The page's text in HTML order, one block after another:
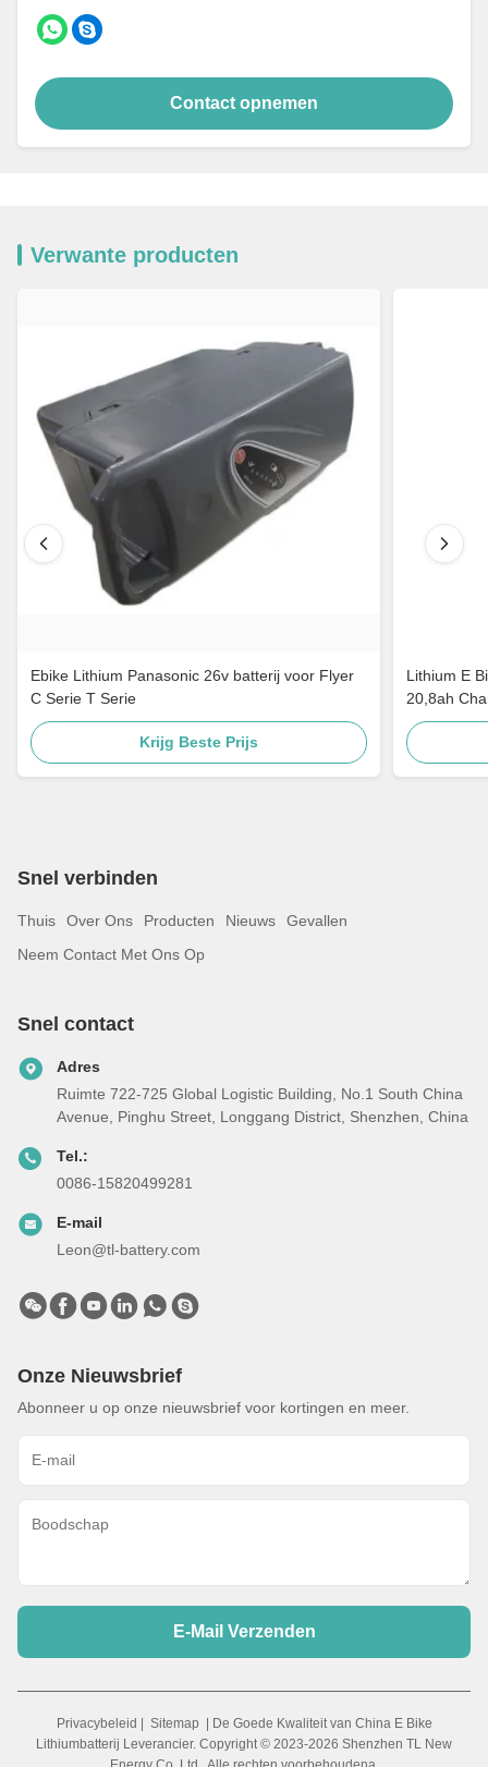
Contact opnemen
Verwante producten
Ebike Lithium Panasonic 26v batterij voor Flyer
C Serie T Serie
Krijg Beste Prijs
Lithium E
20,8ah
Snel verbinden
Thuis Over Ons Producten Nieuws
Gevallen
Neem Contact Met Ons Op
Snel contact
Adres
Ruimte 722-725 Global Logistic Building, No.1 South China
Avenue, Pinghu Street, Longgang District, Shenzhen, China
Tel.:
0086-15820499281
E-mail
Leon@tl-battery.com
Onze Nieuwsbrief
Abonneer u op onze nieuwsbrief voor kortingen en meer.
E-Mail Verzenden
Privacybeleid | Sitemap | De Goede Kwaliteit van China E Bike
Lithiumbatterij Leverancier. Copyright © 2023-2026 Shenzhen TL New